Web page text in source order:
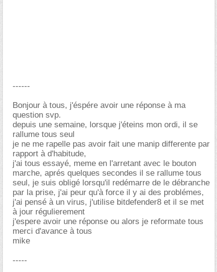
------
Bonjour à tous, j'éspére avoir une réponse à ma
question svp.
depuis une semaine, lorsque j'éteins mon ordi, il se
rallume tous seul
je ne me rapelle pas avoir fait une manip differente par
rapport à d'habitude,
j'ai tous essayé, meme en l'arretant avec le bouton
marche, aprés quelques secondes il se rallume tous
seul, je suis obligé lorsqu'il redémarre de le débranche
par la prise, j'ai peur qu'à force il y ai des problémes,
j'ai pensé à un virus, j'utilise bitdefender8 et il se met
à jour régulierement
j'espere avoir une réponse ou alors je reformate tous
merci d'avance à tous
mike
-----